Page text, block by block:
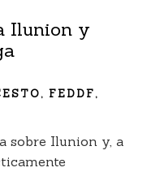
Ilunion y
, FEDDF,
sobre Ilunion y, a